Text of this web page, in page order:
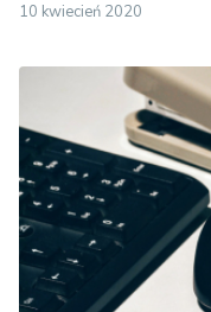
10 kwiecień 2020